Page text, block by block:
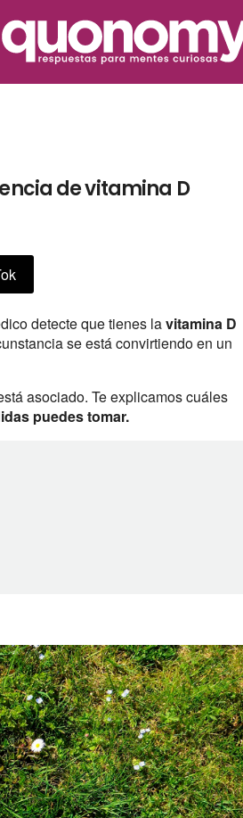
de vitamina D
detecte que tienes lavitamina D
se está convirtiendo en un
asociado. Te explicamos cuáles
puedes tomar.